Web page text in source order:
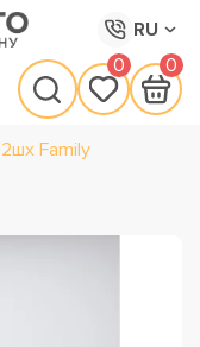
RU
0 0
Family